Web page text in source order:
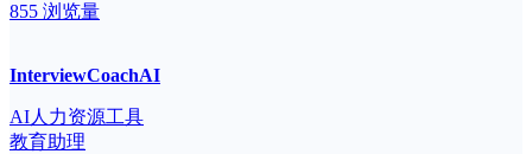
855 浏览量
InterviewCoachAI
AI人力资源工具
教育助理